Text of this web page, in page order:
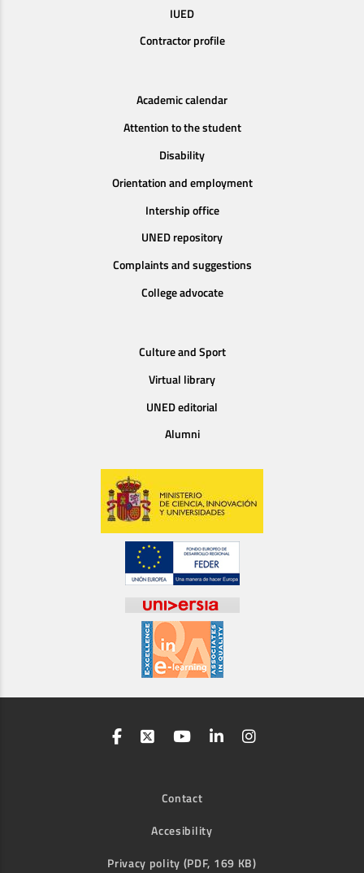
IUED
Contractor profile
Academic calendar
Attention to the student
Disability
Orientation and employment
Intership office
UNED repository
Complaints and suggestions
College advocate
Culture and Sport
Virtual library
UNED editorial
Alumni
Contact
Accesibility
Privacy polity (PDF, 169 KB)